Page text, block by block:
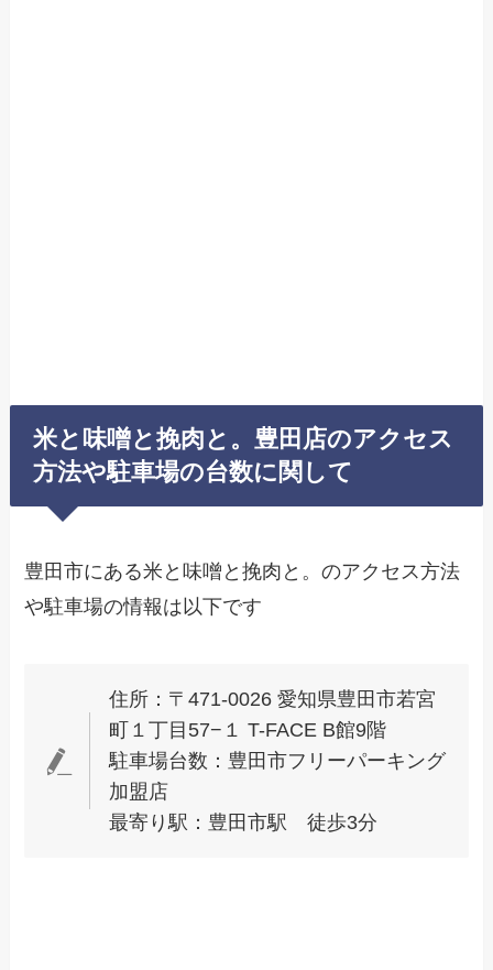
米と味噌と挽肉と。豊田店のアクセス
方法や駐車場の台数に関して
豊田市にある米と味噌と挽肉と。のアクセス方法
や駐車場の情報は以下です
住所：〒471-0026 愛知県豊田市若宮
町１丁目57−１ T-FACE B館9階
駐車場台数：豊田市フリーパーキング
加盟店
最寄り駅：豊田市駅 徒歩3分